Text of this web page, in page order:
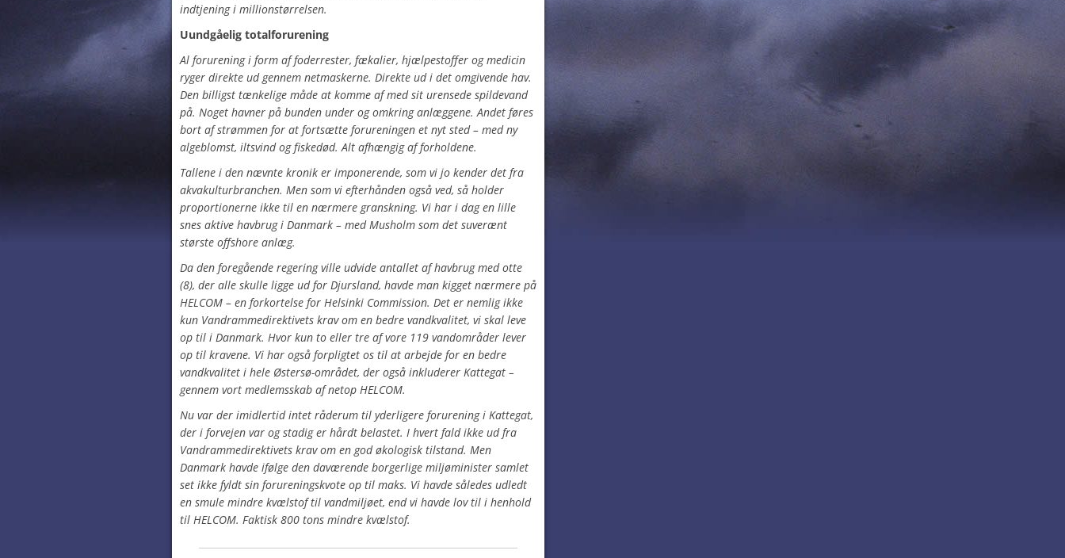
indtjening i millionstørrelsen.
Uundgåelig totalforurening
Al forurening i form af foderrester, fækalier, hjælpestoffer og medicin
ryger direkte ud gennem netmaskerne. Direkte ud i det omgivende hav.
Den billigst tænkelige måde at komme af med sit urensede spildevand
på. Noget havner på bunden under og omkring anlæggene. Andet føres
bort af strømmen for at fortsætte forureningen et nyt sted – med ny
algeblomst, iltsvind og fiskedød. Alt afhængig af forholdene.
Tallene i den nævnte kronik er imponerende, som vi jo kender det fra
akvakulturbranchen. Men som vi efterhånden også ved, så holder
proportionerne ikke til en nærmere granskning. Vi har i dag en lille
snes aktive havbrug i Danmark – med Musholm som det suverænt
største offshore anlæg.
Da den foregående regering ville udvide antallet af havbrug med otte
(8), der alle skulle ligge ud for Djursland, havde man kigget nærmere på
HELCOM – en forkortelse for Helsinki Commission. Det er nemlig ikke
kun Vandrammedirektivets krav om en bedre vandkvalitet, vi skal leve
op til i Danmark. Hvor kun to eller tre af vore 119 vandområder lever
op til kravene. Vi har også forpligtet os til at arbejde for en bedre
vandkvalitet i hele Østersø-området, der også inkluderer Kattegat –
gennem vort medlemsskab af netop HELCOM.
Nu var der imidlertid intet råderum til yderligere forurening i Kattegat,
der i forvejen var og stadig er hårdt belastet. I hvert fald ikke ud fra
Vandrammedirektivets krav om en god økologisk tilstand. Men
Danmark havde ifølge den daværende borgerlige miljøminister samlet
set ikke fyldt sin forureningskvote op til maks. Vi havde således udledt
en smule mindre kvælstof til vandmiljøet, end vi havde lov til i henhold
til HELCOM. Faktisk 800 tons mindre kvælstof.